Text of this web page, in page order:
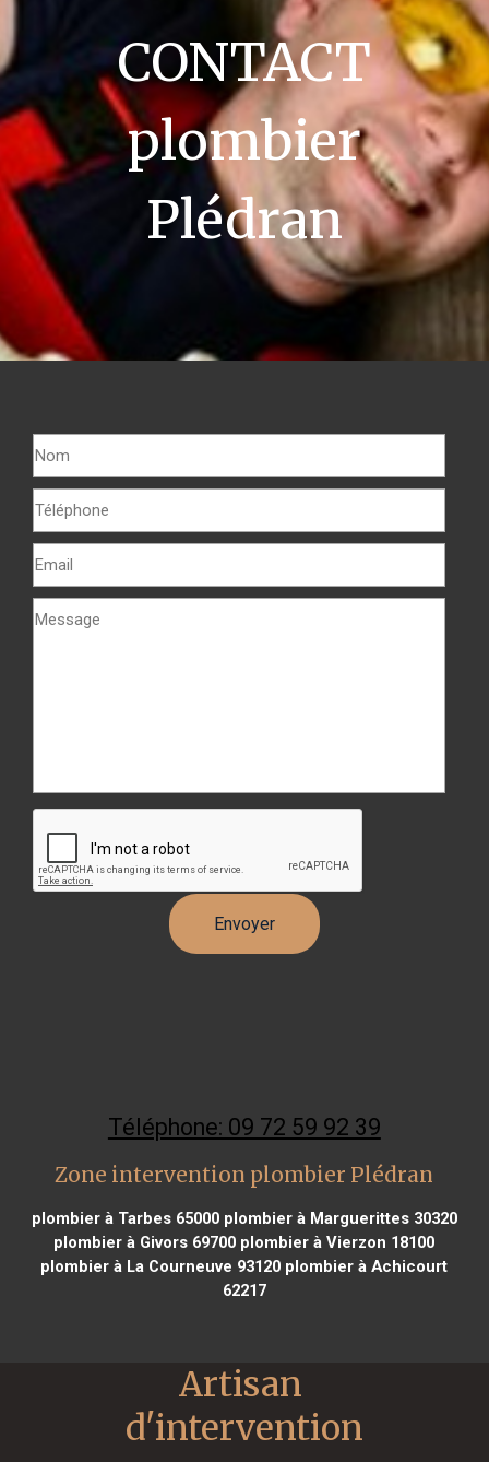
CONTACT
plombier
Plédran
Téléphone: 09 72 59 92 39
Zone intervention plombier Plédran
plombier à Tarbes 65000plombier à Marguerittes 30320
plombier à Givors 69700 plombier à Vierzon 18100
plombier à La Courneuve 93120 plombier à Achicourt
62217
Artisan
d'intervention